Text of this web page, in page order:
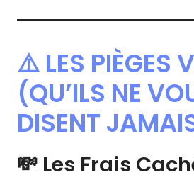
⚠️ LES PIÈGES
(QU’ILS NE
DISENT
💸 Les Frais